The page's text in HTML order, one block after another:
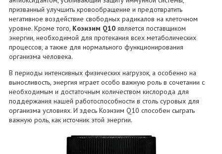
призванный улучшить кровообращение и предотвратить
негативное воздействие свободных радикалов на клеточном
уровне. Кроме того, Коэнзим Q10 является поставщиком
энергии, необходимой для протекания всех метаболических
процессов, а также для нормального функционирования
организма человека.
В периоды интенсивных физических нагрузок, а особенно на
выносливость, энергия играет особо важную роль в сочетании с
необходимым и достаточным количеством кислорода для
поддержания нашей работоспособности в столь суровых для
организма условиях. И здесь Коэнзим Q10 способен сыграть
важную роль, как источник этой энергии.